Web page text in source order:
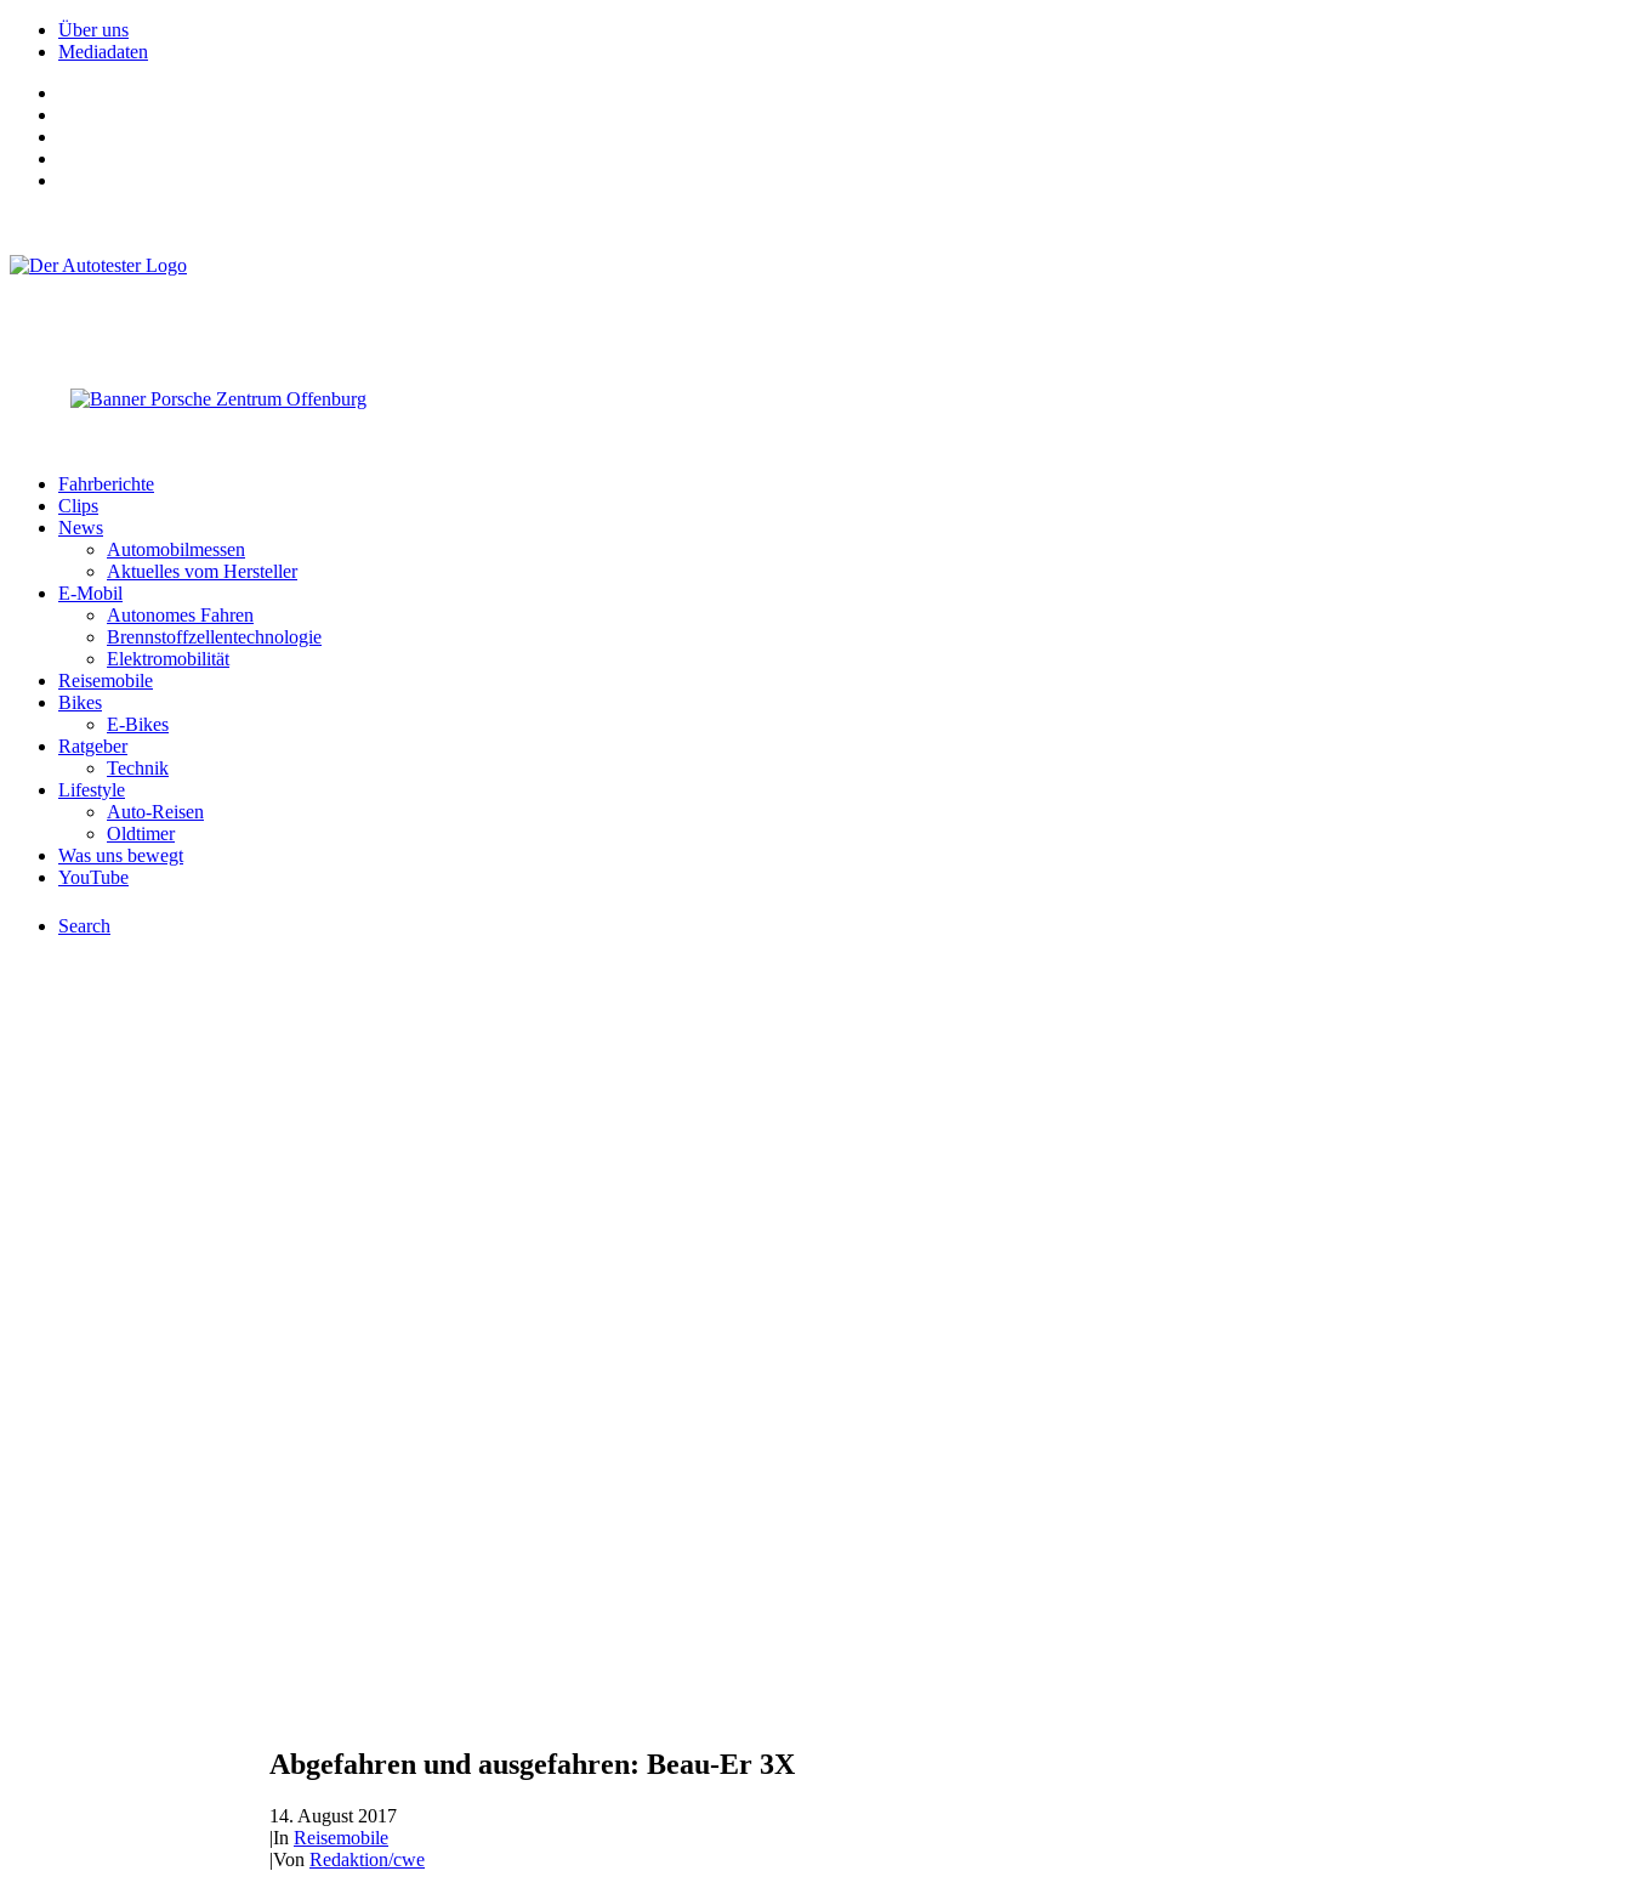
Über uns
Mediadaten
Fahrberichte
Clips
News
Automobilmessen
Aktuelles vom Hersteller
E-Mobil
Autonomes Fahren
Brennstoffzellentechnologie
Elektromobilität
Reisemobile
Bikes
E-Bikes
Ratgeber
Technik
Lifestyle
Auto-Reisen
Oldtimer
Was uns bewegt
YouTube
Search
Abgefahren und ausgefahren: Beau-Er 3X
14. August 2017
|In Reisemobile
|Von Redaktion/cwe